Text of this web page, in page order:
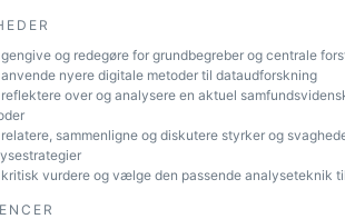
gengive og redegøre for grundbegreber og centrale
anvende nyere digitale metoder til dataudforskning
reflektere over og analysere en aktuel
relatere, sammenligne og diskutere styrker og
kritisk vurdere og vælge den passende analyseteknik